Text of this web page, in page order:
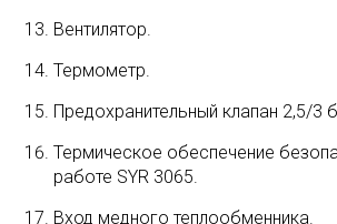
Вентилятор.
Термометр.
Предохранительный клапан 2,5/3
Термическое обеспечение
работе SYR 3065.
Вход медного теплообменника.